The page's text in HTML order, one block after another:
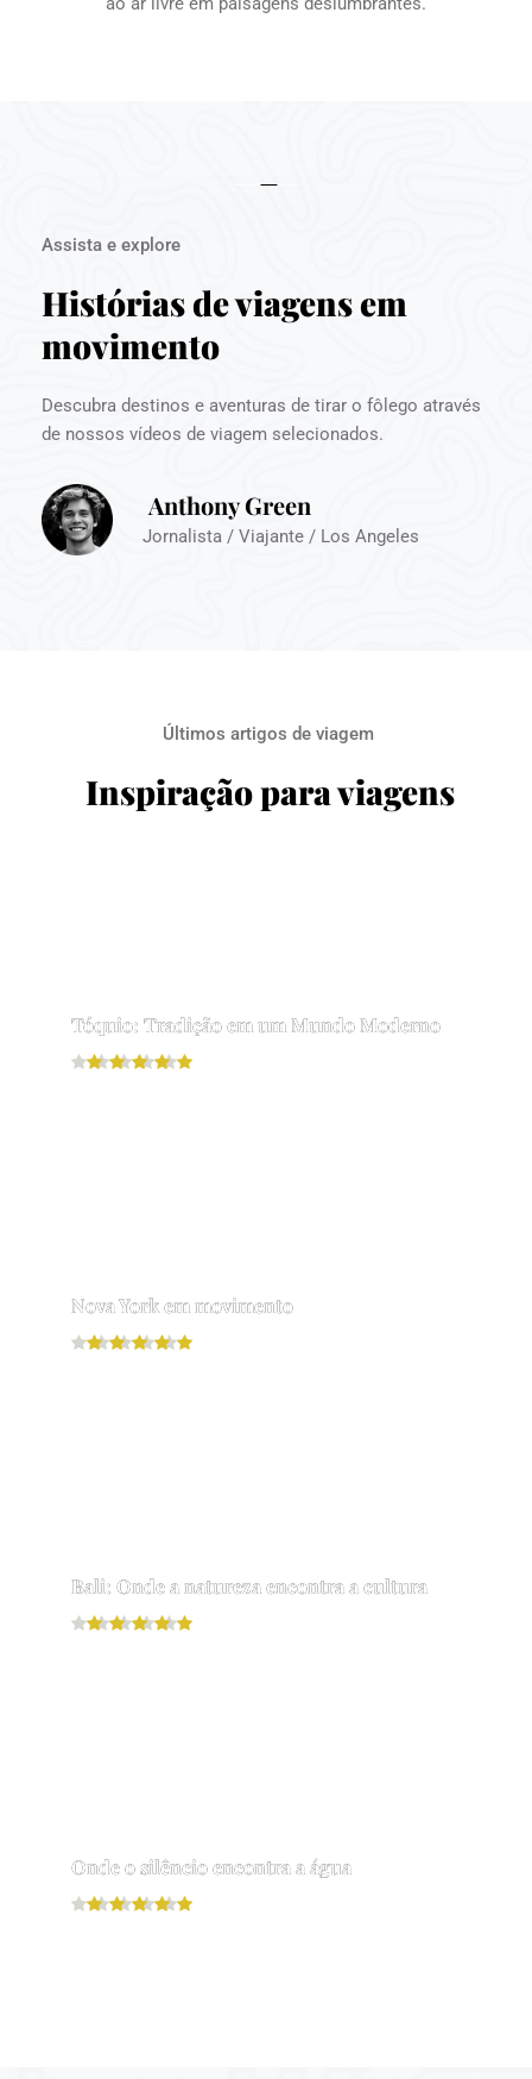
Assista e explore
Histórias de viagens em
movimento
Descubra destinos e aventuras de tirar o fôlego através
de nossos vídeos de viagem selecionados.
Anthony Green
Jornalista / Viajante / Los Angeles
Últimos artigos de viagem
Inspiração para viagens
Tóquio: Tradição em um Mundo Moderno
Nova York em movimento
Bali: Onde a natureza encontra a cultura
Onde o silêncio encontra a água